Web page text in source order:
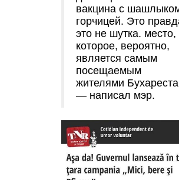
вакцина с
горчицей. Это
это не шутка. место,
которое, вероятно,
является самым
посещаемым
жителями
— написал мэр.